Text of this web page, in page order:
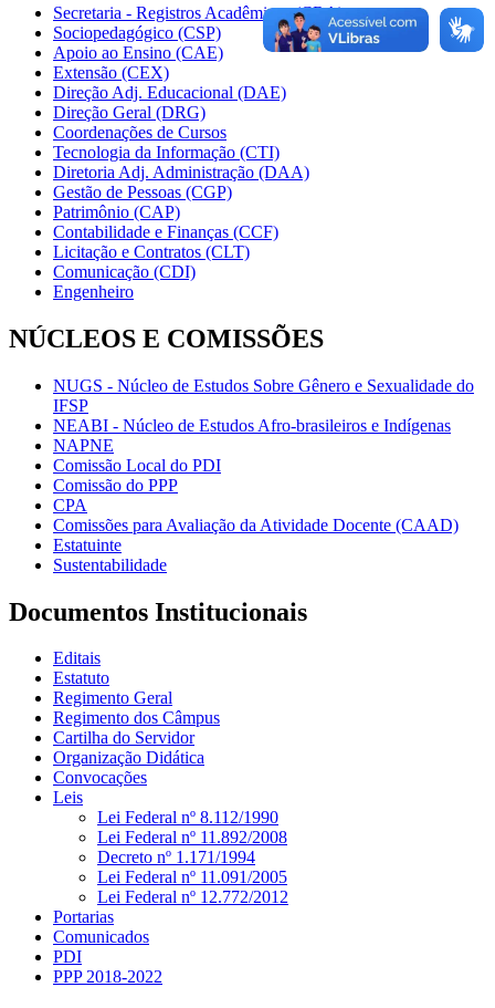
Secretaria - Registros Acadêmicos (CRA)
Sociopedagógico (CSP)
Apoio ao Ensino (CAE)
Extensão (CEX)
Direção Adj. Educacional (DAE)
Direção Geral (DRG)
Coordenações de Cursos
Tecnologia da Informação (CTI)
Diretoria Adj. Administração (DAA)
Gestão de Pessoas (CGP)
Patrimônio (CAP)
Contabilidade e Finanças (CCF)
Licitação e Contratos (CLT)
Comunicação (CDI)
Engenheiro
NÚCLEOS E COMISSÕES
NUGS - Núcleo de Estudos Sobre Gênero e Sexualidade do
IFSP
NEABI - Núcleo de Estudos Afro-brasileiros e Indígenas
NAPNE
Comissão Local do PDI
Comissão do PPP
CPA
Comissões para Avaliação da Atividade Docente (CAAD)
Estatuinte
Sustentabilidade
Documentos Institucionais
Editais
Estatuto
Regimento Geral
Regimento dos Câmpus
Cartilha do Servidor
Organização Didática
Convocações
Leis
Lei Federal nº 8.112/1990
Lei Federal nº 11.892/2008
Decreto nº 1.171/1994
Lei Federal nº 11.091/2005
Lei Federal nº 12.772/2012
Portarias
Comunicados
PDI
PPP 2018-2022